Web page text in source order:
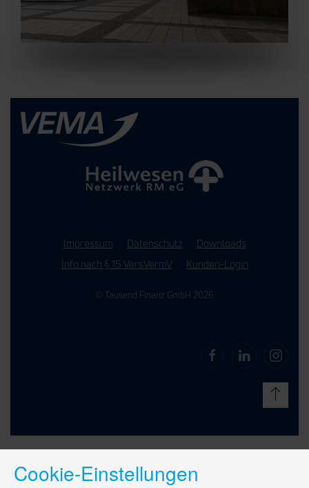
Impressum Datenschutz
Downloads
Info nach § 15 VersVermV
Kunden-Login
© Tausend Finanz GmbH 2026
Cookie-Einstellungen